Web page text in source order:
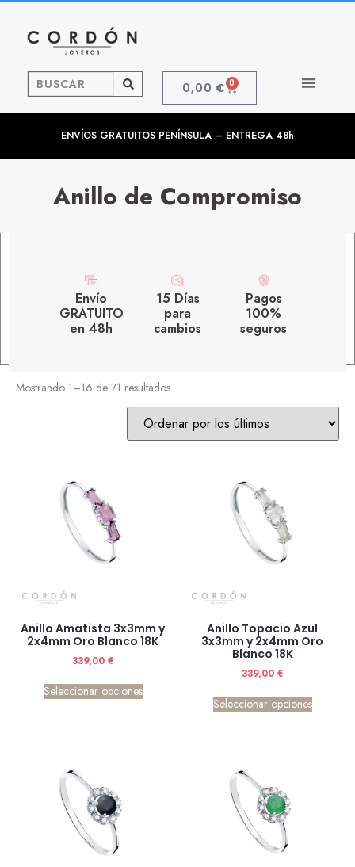
0,00 € 0
ENVÍOS GRATUITOS PENÍNSULA – ENTREGA 48h
Anillo de Compromiso
Envío
GRATUITO
en 48h
15 Días
para
cambios
Pagos
100%
seguros
Mostrando 1–16 de 71 resultados
Anillo Amatista 3x3mm y
2x4mm Oro Blanco 18K
339,00 €
Seleccionar opciones
Anillo Topacio Azul
3x3mm y 2x4mm Oro
Blanco 18K
339,00 €
Seleccionar opciones